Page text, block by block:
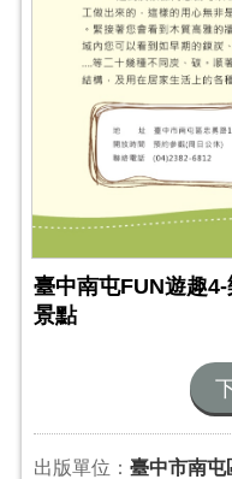
臺中南屯FUN遊趣
景點
出版單位： 臺中市南屯